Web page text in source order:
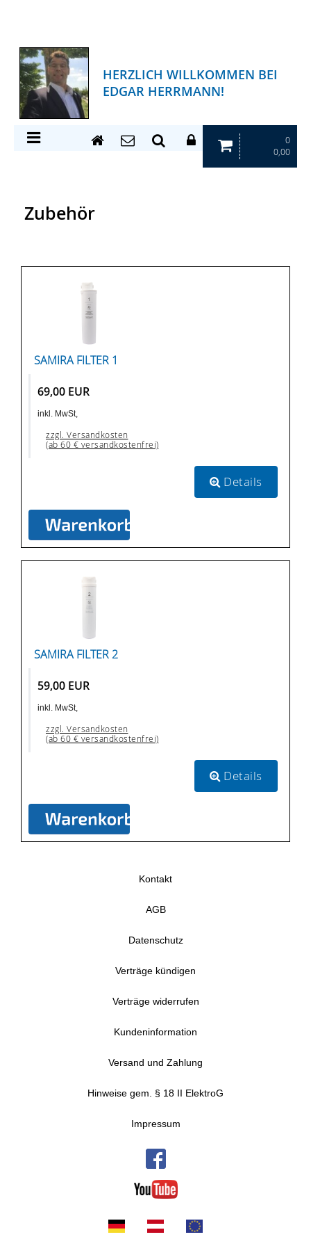
HERZLICH WILLKOMMEN BEI
EDGAR HERRMANN!
0
0,00
Zubehör
SAMIRA FILTER 1
69,00 EUR
inkl. MwSt,
zzgl. Versandkosten
(ab 60 € versandkostenfrei)
Details
SAMIRA FILTER 2
59,00 EUR
inkl. MwSt,
zzgl. Versandkosten
(ab 60 € versandkostenfrei)
Details
Kontakt
AGB
Datenschutz
Verträge kündigen
Verträge widerrufen
Kundeninformation
Versand und Zahlung
Hinweise gem. § 18 II ElektroG
Impressum